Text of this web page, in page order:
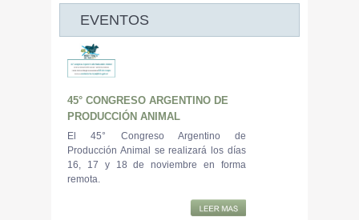
EVENTOS
45° CONGRESO ARGENTINO DE
PRODUCCIÓN ANIMAL
El 45° Congreso Argentino de
Producción Animal se realizará los días
16, 17 y 18 de noviembre en forma
remota.